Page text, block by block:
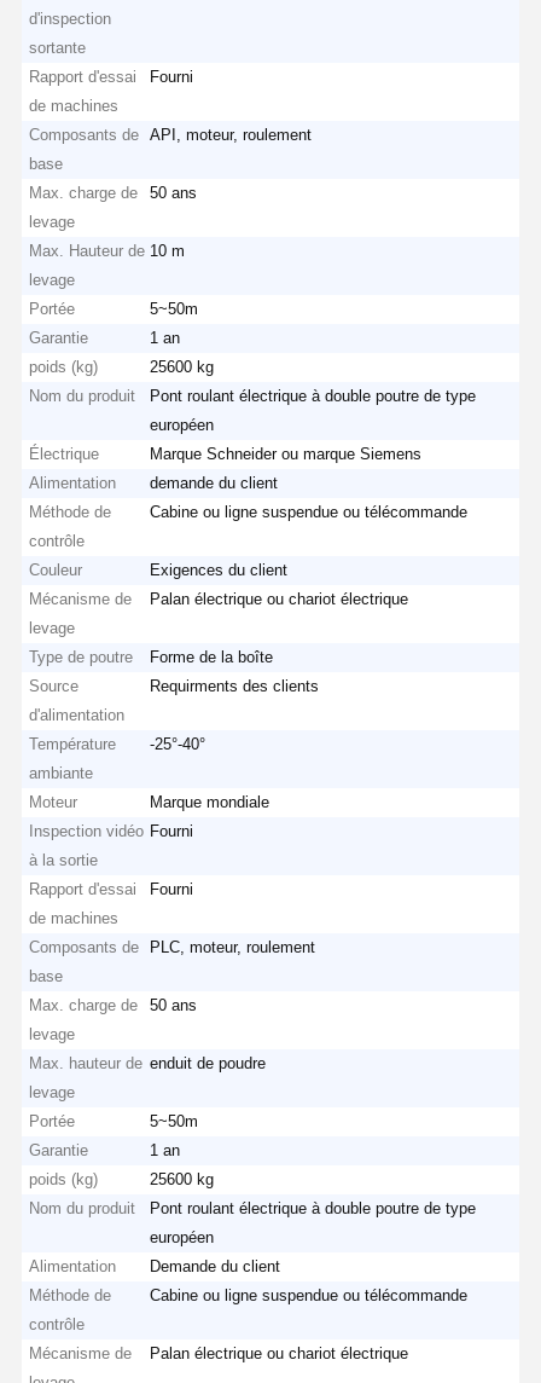
Aperçu
La Qualité
Tous Les Cas
Maintenant
roues de grue
Tambour de câble métallique
Chariot d'extrémité
d'inspection
sortante
Rapport d'essai
de machines
Fourni
Composants de
base
API, moteur, roulement
Max. charge de
levage
50 ans
Max. Hauteur de
levage
10 m
Portée
5~50m
Garantie
1 an
poids (kg)
25600 kg
Nom du produit
Pont roulant électrique à double poutre de type
européen
Électrique
Marque Schneider ou marque Siemens
Alimentation
demande du client
Méthode de
contrôle
Cabine ou ligne suspendue ou télécommande
Couleur
Exigences du client
Mécanisme de
levage
Palan électrique ou chariot électrique
Type de poutre
Forme de la boîte
Source
d'alimentation
Requirments des clients
Température
ambiante
-25°-40°
Moteur
Marque mondiale
Inspection vidéo
à la sortie
Fourni
Rapport d'essai
de machines
Fourni
Composants de
base
PLC, moteur, roulement
Max. charge de
levage
50 ans
Max. hauteur de
levage
enduit de poudre
Portée
5~50m
Garantie
1 an
poids (kg)
25600 kg
Nom du produit
Pont roulant électrique à double poutre de type
européen
Alimentation
Demande du client
Méthode de
contrôle
Cabine ou ligne suspendue ou télécommande
Mécanisme de
Palan électrique ou chariot électrique